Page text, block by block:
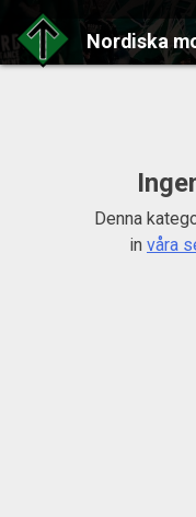
Nordiska
Denna
in våra